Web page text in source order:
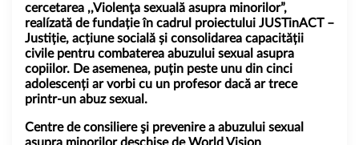
cercetarea ,,Violenţa sexuală asupra minorilor”,
realízată de fundație în cadrul proiectului JUSTinACT –
Justiție, acțiune socială și consolidarea capacității
civile pentru combaterea abuzului sexual asupra
copiilor. De asemenea, puțin peste unu din cinci
adolescenți ar vorbi cu un profesor dacă ar trece
printr-un abuz sexual.
Centre de consiliere şi prevenire a abuzului sexual
asupra minorilor deschise de World Vision